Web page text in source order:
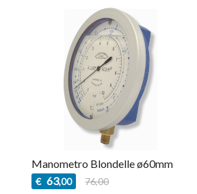
Manometro Blondelle ø60mm
€ 63,00 76,00